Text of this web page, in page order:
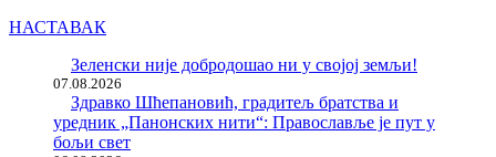
НАСТАВАК
Зеленски није добродошао ни у својој земљи!
07.08.2026
Здравко Шћепановић, градитељ братства и
уредник „Панонских нити“: Православље је пут у
бољи свет